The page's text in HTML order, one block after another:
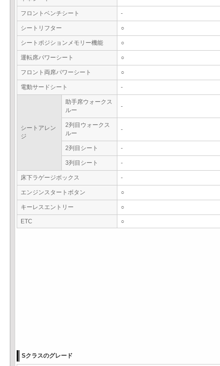
フロントベンチシート -
シートリフター ○
シートポジションメモリー機能 ○
運転席パワーシート ○
フロント両席パワーシート ○
電動サードシート -
シートアレン
ジ
助手席ウォークス
ルー
-
2列目ウォークス
ルー
-
2列目シート -
3列目シート -
床下ラゲージボックス -
エンジンスタートボタン ○
キーレスエントリー ○
ETC ○
Sクラスのグレード